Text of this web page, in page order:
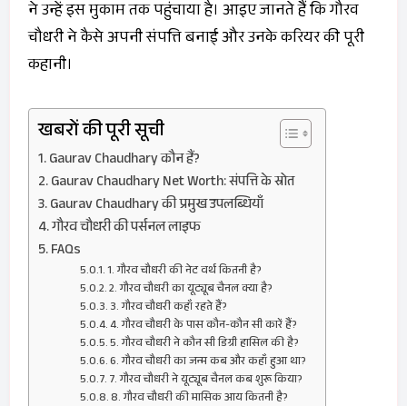
ने उन्हें इस मुकाम तक पहुंचाया है। आइए जानते हैं कि गौरव
चौधरी ने कैसे अपनी संपत्ति बनाई और उनके करियर की पूरी
कहानी।
खबरों की पूरी सूची
Gaurav Chaudhary कौन हैं?
Gaurav Chaudhary Net Worth: संपत्ति के स्रोत
Gaurav Chaudhary की प्रमुख उपलब्धियाँ
गौरव चौधरी की पर्सनल लाइफ
FAQs
1. गौरव चौधरी की नेट वर्थ कितनी है?
2. गौरव चौधरी का यूट्यूब चैनल क्या है?
3. गौरव चौधरी कहाँ रहते हैं?
4. गौरव चौधरी के पास कौन-कौन सी कारें हैं?
5. गौरव चौधरी ने कौन सी डिग्री हासिल की है?
6. गौरव चौधरी का जन्म कब और कहाँ हुआ था?
7. गौरव चौधरी ने यूट्यूब चैनल कब शुरू किया?
8. गौरव चौधरी की मासिक आय कितनी है?